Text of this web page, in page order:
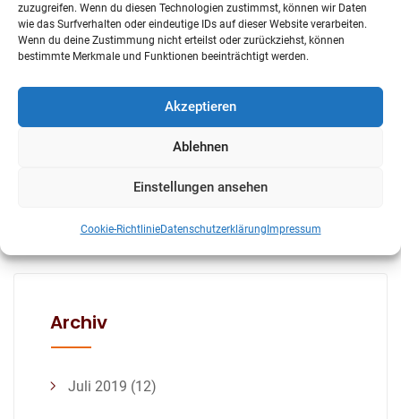
zuzugreifen. Wenn du diesen Technologien zustimmst, können wir Daten
wie das Surfverhalten oder eindeutige IDs auf dieser Website verarbeiten.
Wenn du deine Zustimmung nicht erteilst oder zurückziehst, können
bestimmte Merkmale und Funktionen beeinträchtigt werden.
Akzeptieren
Ablehnen
Einstellungen ansehen
Cookie-RichtlinieDatenschutzerklärungImpressum
11. Juli 2019
The Secret of Cleaning
Your Kitchen
11. Juli 2019
The Secret of Cleaning
Archiv
Juli 2019 (12)